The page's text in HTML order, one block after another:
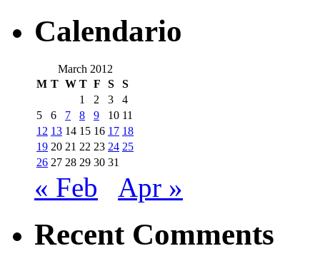
Calendario
March 2012
M T W T F S
S
1
2 3
4
5
6 7 8 9 10 11
12 13 14 15 16 17 18
19 20 21 22 23 24 25
26 27 28 29 30 31
« Feb Apr »
Recent Comments